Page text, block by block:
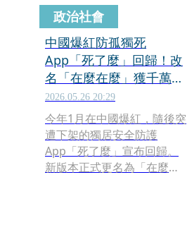
政治社會
中國爆紅防孤獨死
App「死了麼」回歸！改
名「在麼在麼」獲千萬融
資
2026.05.26 20:29
今年1月在中國爆紅，隨後突
遭下架的獨居安全防護
App「死了麼」宣布回歸。
新版本正式更名為「在麼在